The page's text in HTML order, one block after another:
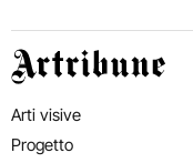
Artribune
Arti visive
Progetto